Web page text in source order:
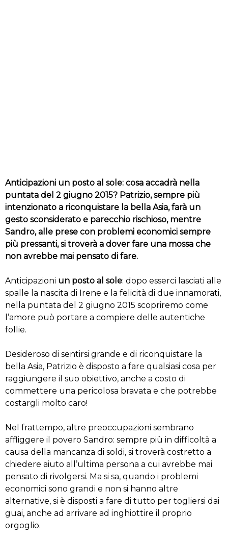
Anticipazioni un posto al sole: cosa accadrà nella
puntata del 2 giugno 2015? Patrizio, sempre più
intenzionato a riconquistare la bella Asia, farà un
gesto sconsiderato e parecchio rischioso, mentre
Sandro, alle prese con problemi economici sempre
più pressanti, si troverà a dover fare una mossa che
non avrebbe mai pensato di fare.
Anticipazioni un posto al sole: dopo esserci lasciati alle
spalle la nascita di Irene e la felicità di due innamorati,
nella puntata del 2 giugno 2015 scopriremo come
l’amore può portare a compiere delle autentiche
follie.
Desideroso di sentirsi grande e di riconquistare la
bella Asia, Patrizio è disposto a fare qualsiasi cosa per
raggiungere il suo obiettivo, anche a costo di
commettere una pericolosa bravata e che potrebbe
costargli molto caro!
Nel frattempo, altre preoccupazioni sembrano
affliggere il povero Sandro: sempre più in difficoltà a
causa della mancanza di soldi, si troverà costretto a
chiedere aiuto all’ultima persona a cui avrebbe mai
pensato di rivolgersi. Ma si sa, quando i problemi
economici sono grandi e non si hanno altre
alternative, si è disposti a fare di tutto per togliersi dai
guai, anche ad arrivare ad inghiottire il proprio
orgoglio.